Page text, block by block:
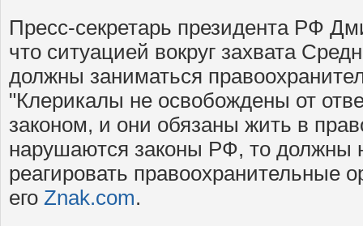
Пресс-секретарь президента РФ
что ситуацией вокруг захвата
должны заниматься
"Клерикалы не освобождены от
законом, и они обязаны жить в
нарушаются законы РФ, то должны
реагировать правоохранительные
его Znak.com.